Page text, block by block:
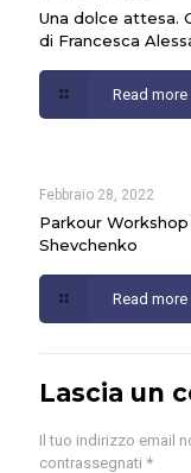
Una dolce attesa.
di Francesca
Read more
Febbraio 28, 2022
Parkour
Shevchenko
Read more
Lascia un
Il tuo indirizzo email
contrassegnati *